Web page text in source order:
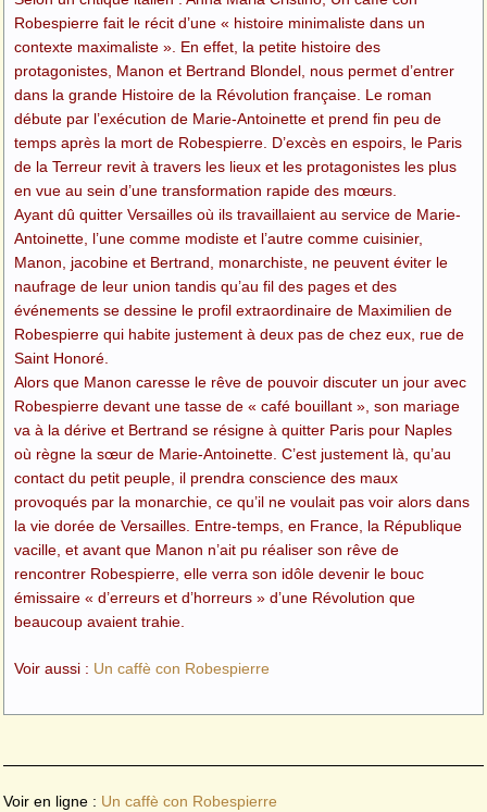
Robespierre fait le récit d’une « histoire minimaliste dans un
contexte maximaliste ». En effet, la petite histoire des
protagonistes, Manon et Bertrand Blondel, nous permet d’entrer
dans la grande Histoire de la Révolution française. Le roman
débute par l’exécution de Marie-Antoinette et prend fin peu de
temps après la mort de Robespierre. D’excès en espoirs, le Paris
de la Terreur revit à travers les lieux et les protagonistes les plus
en vue au sein d’une transformation rapide des mœurs.
Ayant dû quitter Versailles où ils travaillaient au service de Marie-
Antoinette, l’une comme modiste et l’autre comme cuisinier,
Manon, jacobine et Bertrand, monarchiste, ne peuvent éviter le
naufrage de leur union tandis qu’au fil des pages et des
événements se dessine le profil extraordinaire de Maximilien de
Robespierre qui habite justement à deux pas de chez eux, rue de
Saint Honoré.
Alors que Manon caresse le rêve de pouvoir discuter un jour avec
Robespierre devant une tasse de « café bouillant », son mariage
va à la dérive et Bertrand se résigne à quitter Paris pour Naples
où règne la sœur de Marie-Antoinette. C’est justement là, qu’au
contact du petit peuple, il prendra conscience des maux
provoqués par la monarchie, ce qu’il ne voulait pas voir alors dans
la vie dorée de Versailles. Entre-temps, en France, la République
vacille, et avant que Manon n’ait pu réaliser son rêve de
rencontrer Robespierre, elle verra son idôle devenir le bouc
émissaire « d’erreurs et d’horreurs » d’une Révolution que
beaucoup avaient trahie.
Voir aussi : Un caffè con Robespierre
Voir en ligne : Un caffè con Robespierre